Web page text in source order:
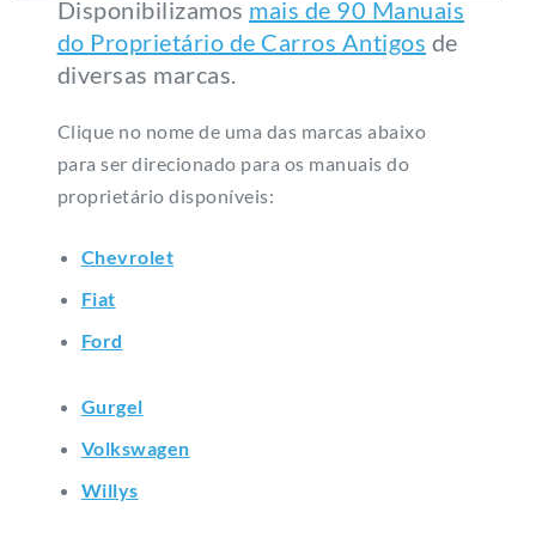
Disponibilizamos mais de 90 Manuais
do Proprietário de Carros Antigos de
diversas marcas.
Clique no nome de uma das marcas abaixo
para ser direcionado para os manuais do
proprietário disponíveis:
Chevrolet
Fiat
Ford
Gurgel
Volkswagen
Willys